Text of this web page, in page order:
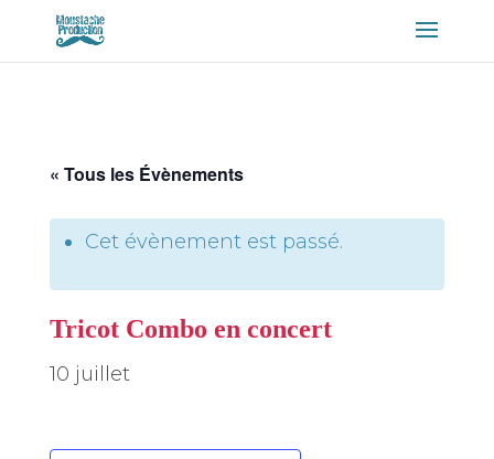
« Tous les Évènements
Cet évènement est passé.
Tricot Combo en concert
10 juillet